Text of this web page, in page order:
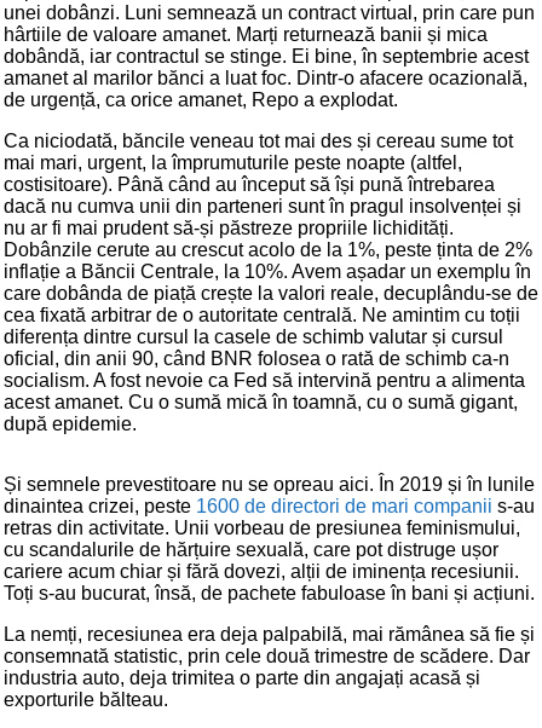
unei dobânzi. Luni semnează un contract virtual, prin care pun
hârtiile de valoare amanet. Marți returnează banii și mica
dobândă, iar contractul se stinge. Ei bine, în septembrie acest
amanet al marilor bănci a luat foc. Dintr-o afacere ocazională,
de urgență, ca orice amanet, Repo a explodat.
Ca niciodată, băncile veneau tot mai des și cereau sume tot
mai mari, urgent, la împrumuturile peste noapte (altfel,
costisitoare). Până când au început să își pună întrebarea
dacă nu cumva unii din parteneri sunt în pragul insolvenței și
nu ar fi mai prudent să-și păstreze propriile lichidități.
Dobânzile cerute au crescut acolo de la 1%, peste ținta de 2%
inflație a Băncii Centrale, la 10%. Avem așadar un exemplu în
care dobânda de piață crește la valori reale, decuplându-se de
cea fixată arbitrar de o autoritate centrală. Ne amintim cu toții
diferența dintre cursul la casele de schimb valutar și cursul
oficial, din anii 90, când BNR folosea o rată de schimb ca-n
socialism. A fost nevoie ca Fed să intervină pentru a alimenta
acest amanet. Cu o sumă mică în toamnă, cu o sumă gigant,
după epidemie.
Și semnele prevestitoare nu se opreau aici. În 2019 și în lunile
dinaintea crizei, peste 1600 de directori de mari companii s-au
retras din activitate. Unii vorbeau de presiunea feminismului,
cu scandalurile de hărțuire sexuală, care pot distruge ușor
cariere acum chiar și fără dovezi, alții de iminența recesiunii.
Toți s-au bucurat, însă, de pachete fabuloase în bani și acțiuni.
La nemți, recesiunea era deja palpabilă, mai rămânea să fie și
consemnată statistic, prin cele două trimestre de scădere. Dar
industria auto, deja trimitea o parte din angajați acasă și
exporturile bălteau.